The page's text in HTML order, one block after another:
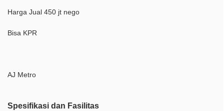
Harga Jual 450 jt nego
Bisa KPR
AJ Metro
Spesifikasi dan Fasilitas